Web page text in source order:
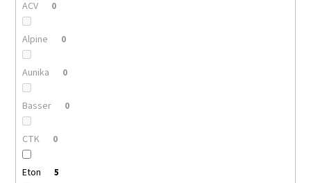
ACV 0
Alpine 0
Aunika 0
Basser 0
CTK 0
Eton 5